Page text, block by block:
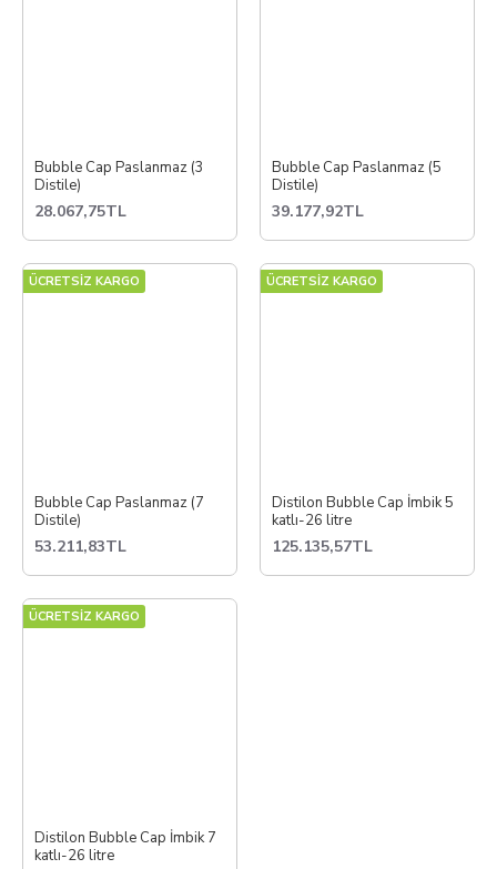
Bubble Cap Paslanmaz (3
Distile)
28.067,75TL
Bubble Cap Paslanmaz (5
Distile)
39.177,92TL
ÜCRETSİZ KARGO
Bubble Cap Paslanmaz (7
Distile)
53.211,83TL
ÜCRETSİZ KARGO
Distilon Bubble Cap İmbik 5
katlı-26 litre
125.135,57TL
ÜCRETSİZ KARGO
Distilon Bubble Cap İmbik 7
katlı-26 litre